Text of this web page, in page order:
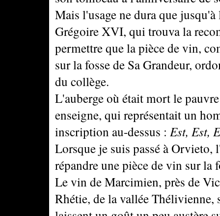
Mais l'usage ne dura que
Grégoire XVI, qui trouva la
permettre que la pièce de vin,
sur la fosse de Sa Grandeur,
du collège.
L'auberge où était mort le
enseigne, qui représentait un
inscription au-dessus : Est, Est,
Lorsque je suis passé à Orvieto,
répandre une pièce de vin sur
Le vin de Marcimien, près de
Rhétie, de la vallée Thélivienne,